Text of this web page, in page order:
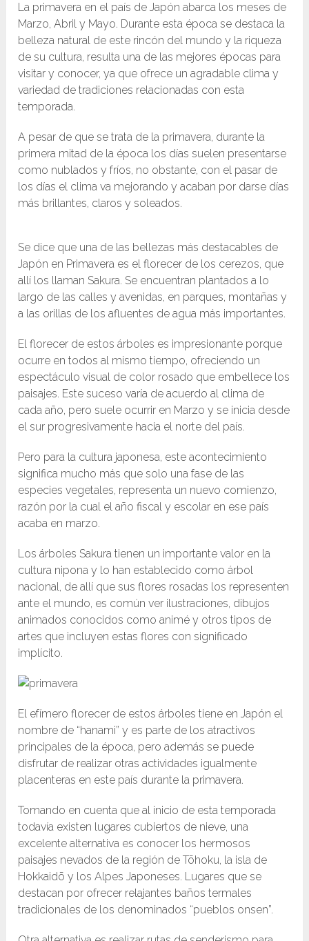
La primavera en el país de Japón abarca los meses de
Marzo, Abril y Mayo. Durante esta época se destaca la
belleza natural de este rincón del mundo y la riqueza
de su cultura, resulta una de las mejores épocas para
visitar y conocer, ya que ofrece un agradable clima y
variedad de tradiciones relacionadas con esta
temporada.
A pesar de que se trata de la primavera, durante la
primera mitad de la época los días suelen presentarse
como nublados y fríos, no obstante, con el pasar de
los días el clima va mejorando y acaban por darse días
más brillantes, claros y soleados.
Se dice que una de las bellezas más destacables de
Japón en Primavera es el florecer de los cerezos, que
allí los llaman Sakura. Se encuentran plantados a lo
largo de las calles y avenidas, en parques, montañas y
a las orillas de los afluentes de agua más importantes.
El florecer de estos árboles es impresionante porque
ocurre en todos al mismo tiempo, ofreciendo un
espectáculo visual de color rosado que embellece los
paisajes. Este suceso varía de acuerdo al clima de
cada año, pero suele ocurrir en Marzo y se inicia desde
el sur progresivamente hacia el norte del país.
Pero para la cultura japonesa, este acontecimiento
significa mucho más que solo una fase de las
especies vegetales, representa un nuevo comienzo,
razón por la cual el año fiscal y escolar en ese país
acaba en marzo.
Los árboles Sakura tienen un importante valor en la
cultura nipona y lo han establecido como árbol
nacional, de allí que sus flores rosadas los representen
ante el mundo, es común ver ilustraciones, dibujos
animados conocidos como animé y otros tipos de
artes que incluyen estas flores con significado
implícito.
El efímero florecer de estos árboles tiene en Japón el
nombre de “hanami” y es parte de los atractivos
principales de la época, pero además se puede
disfrutar de realizar otras actividades igualmente
placenteras en este país durante la primavera.
Tomando en cuenta que al inicio de esta temporada
todavía existen lugares cubiertos de nieve, una
excelente alternativa es conocer los hermosos
paisajes nevados de la región de Tōhoku, la isla de
Hokkaidō y los Alpes Japoneses. Lugares que se
destacan por ofrecer relajantes baños termales
tradicionales de los denominados “pueblos onsen”.